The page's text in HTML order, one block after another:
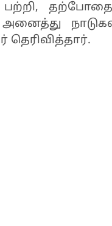
அனைத்து